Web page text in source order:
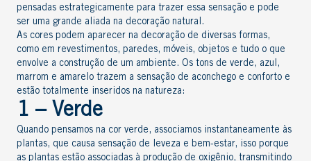
pensadas estrategicamente para trazer essa sensação e pode
ser uma grande aliada na decoração natural.
As cores podem aparecer na decoração de diversas formas,
como em revestimentos, paredes, móveis, objetos e tudo o que
envolve a construção de um ambiente. Os tons de verde, azul,
marrom e amarelo trazem a sensação de aconchego e conforto e
estão totalmente inseridos na natureza:
1 – Verde
Quando pensamos na cor verde, associamos instantaneamente às
plantas, que causa sensação de leveza e bem-estar, isso porque
as plantas estão associadas à produção de oxigênio, transmitindo